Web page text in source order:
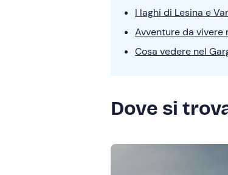
I laghi di Lesina e
Avventure da vivere
Cosa vedere nel
Dove si